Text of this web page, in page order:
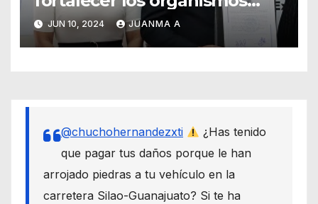
autónomos desde el Senado
JUN 10, 2024 JUANMA A
@chuchohernandezxti
¿Has tenido
que pagar tus daños porque le han
arrojado piedras a tu vehículo en la
carretera Silao-Guanajuato? Si te ha